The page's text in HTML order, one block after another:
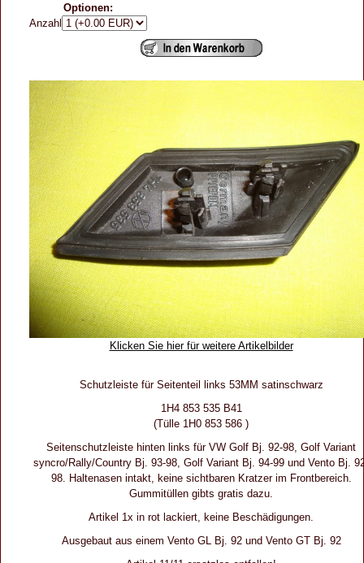
Optionen:
Anzahl
Klicken Sie hier für weitere Artikelbilder
Schutzleiste für Seitenteil links 53MM satinschwarz
1H4 853 535 B41
(Tülle 1H0 853 586 )
Seitenschutzleiste hinten links für VW Golf Bj. 92-98, Golf Variant
syncro/Rally/Country Bj. 93-98, Golf Variant Bj. 94-99 und Vento Bj.
98. Haltenasen intakt, keine sichtbaren Kratzer im Frontbereich.
Gummitüllen gibts gratis dazu.
Artikel 1x in rot lackiert, keine Beschädigungen.
Ausgebaut aus einem Vento GL Bj. 92 und Vento GT Bj. 92